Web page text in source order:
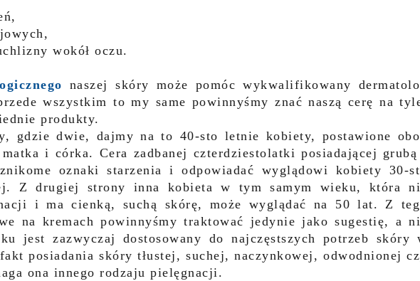
wokół oczu.
naszej skóry może pomóc wykwalifikowany
wszystkim to my same powinnyśmy znać naszą cerę na
produkty.
gdzie dwie, dajmy na to 40-sto letnie kobiety, postawione
i córka. Cera zadbanej czterdziestolatki posiadającej
oznaki starzenia i odpowiadać wyglądowi kobiety 30-
Z drugiej strony inna kobieta w tym samym wieku, która
i ma cienką, suchą skórę, może wyglądać na 50 lat. Z
na kremach powinnyśmy traktować jedynie jako sugestię, a
jest zazwyczaj dostosowany do najczęstszych potrzeb skóry
posiadania skóry tłustej, suchej, naczynkowej, odwodnionej
ona innego rodzaju pielęgnacji.